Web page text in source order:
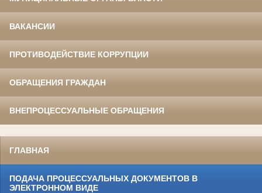
ВАКАНСИИ
ПРОТИВОДЕЙСТВИЕ КОРРУПЦИИ
ОБРАЩЕНИЯ ГРАЖДАН
ВНЕПРОЦЕССУАЛЬНЫЕ ОБРАЩЕНИЯ
ГЛАВНАЯ
ПОДАЧА ПРОЦЕССУАЛЬНЫХ ДОКУМЕНТОВ В
ЭЛЕКТРОННОМ ВИДЕ